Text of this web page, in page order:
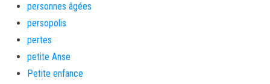
personnes âgées
persopolis
pertes
petite Anse
Petite enfance